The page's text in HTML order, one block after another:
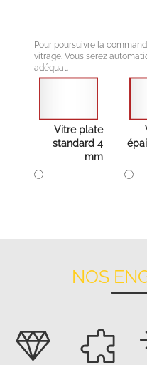
Pour poursuivre la
vitrage. Vous serez
adéquat.
Vitre plate
standard 4
mm
NOS